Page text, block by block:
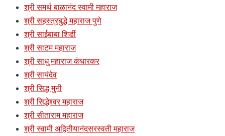
श्री समर्थ बाळानंद स्वामी महाराज
श्री सहस्त्रबुद्धे महाराज पुणे
श्री साईबाबा शिर्डी
श्री साटम महाराज
श्री साधु महाराज कंधारकर
श्री सायंदेव
श्री सिद्ध मुनी
श्री सिद्धेश्वर महाराज
श्री सीताराम महाराज
श्री स्वामी अद्वितीयानंदसरस्वती महाराज